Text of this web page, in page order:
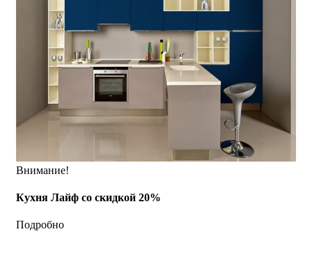
Внимание!
Кухня Лайф со скидкой 20%
Подробно